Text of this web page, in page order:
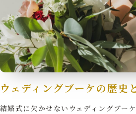
ウェディングブーケの歴史
結婚式に欠かせないウェディングブー